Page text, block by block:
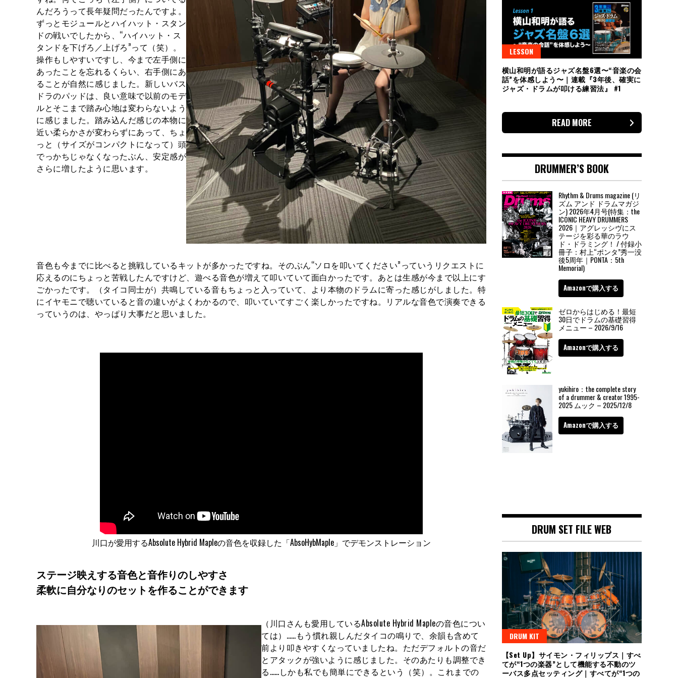
んだろうって長年疑問だったんですよ。
ずっとモジュールとハイハット・スタン
ドの戦いでしたから、“ハイハット・ス
タンドを下げろ／上げろ”って（笑）。
操作もしやすいですし、今まで左手側に
あったことを忘れるくらい、右手側にあ
ることが自然に感じました。新しいバス
ドラのパッドは、良い意味で以前のモデ
ルとそこまで踏み心地は変わらないよう
に感じました。踏み込んだ感じの本物に
近い柔らかさが変わらずにあって、ちょ
っと（サイズがコンパクトになって）頭
でっかちじゃなくなったぶん、安定感が
さらに増したように思います。
音色も今までに比べると挑戦しているキットが多かったですね。そのぶん“ソロを叩いてください”っていうリクエストに
応えるのにちょっと苦戦したんですけど、遊べる音色が増えて叩いていて面白かったです。あとは生感が今まで以上にす
ごかったです。（タイコ同士が）共鳴している音もちょっと入っていて、より本物のドラムに寄った感じがしました。特
にイヤモニで聴いていると音の違いがよくわかるので、叩いていてすごく楽しかったですね。リアルな音色で演奏できる
っていうのは、やっぱり大事だと思いました。
川口が愛用するAbsolute Hybrid Mapleの音色を収録した「AbsoHybMaple」でデモンストレーション
ステージ映えする音色と音作りのしやすさ
柔軟に自分なりのセットを作ることができます
（川口さんも愛用しているAbsolute Hybrid Mapleの音色につい
ては）……もう慣れ親しんだタイコの鳴りで、余韻も含めて
前より叩きやすくなっていましたね。ただデフォルトの音だ
とアタックが強いように感じました。そのあたりも調整でき
る……しかも私でも簡単にできるという（笑）。これまでの
LESSON
横山和明が語るジャズ名盤6選〜“音楽の会
話”を体感しよう〜｜連載『3年後、確実に
ジャズ・ドラムが叩ける練習法』 #1
READ MORE
DRUMMER’S BOOK
Rhythm & Drums magazine (リ
ズム アンド ドラムマガジ
ン) 2026年4月号(特集：the
ICONIC HEAVY DRUMMERS
2026｜アグレッシヴにス
テージを彩る華のラウ
ド・ドラミング！ / 付録小
冊子：村上“ポンタ”秀一没
後5周年｜PONTA：5th
Memorial)
Amazonで購入する
ゼロからはじめる！最短
30日でドラムの基礎習得
メニュー – 2026/9/16
Amazonで購入する
yukihiro：the complete story
of a drummer & creator 1995-
2025 ムック – 2025/12/8
Amazonで購入する
DRUM SET FILE WEB
DRUM KIT
【Set Up】サイモン・フィリップス｜すべ
てが“1つの楽器”として機能する不動のツ
ーバス多点セッティング｜すべてが“1つの